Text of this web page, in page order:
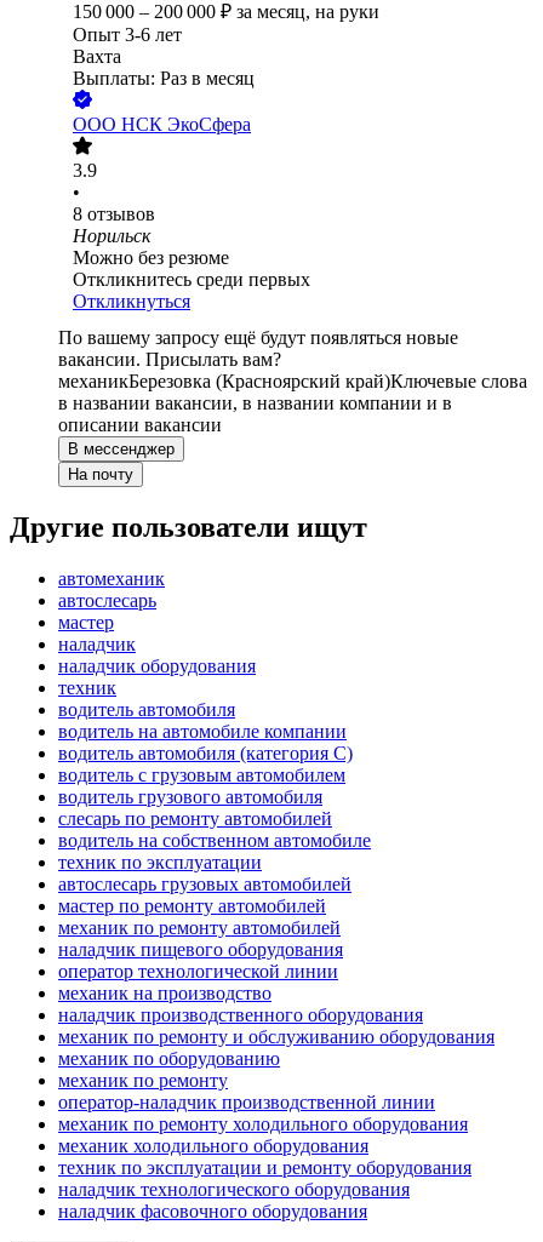
150 000 – 200 000 ₽ за месяц, на руки
Опыт 3-6 лет
Вахта
Выплаты: Раз в месяц
ООО НСК ЭкоСфера
3.9
•
8 отзывов
Норильск
Можно без резюме
Откликнитесь среди первых
Откликнуться
По вашему запросу ещё будут появляться новые
вакансии. Присылать вам?
механикБерезовка (Красноярский край)Ключевые слова
в названии вакансии, в названии компании и в
описании вакансии
В мессенджер
На почту
Другие пользователи ищут
автомеханик
автослесарь
мастер
наладчик
наладчик оборудования
техник
водитель автомобиля
водитель на автомобиле компании
водитель автомобиля (категория C)
водитель с грузовым автомобилем
водитель грузового автомобиля
слесарь по ремонту автомобилей
водитель на собственном автомобиле
техник по эксплуатации
автослесарь грузовых автомобилей
мастер по ремонту автомобилей
механик по ремонту автомобилей
наладчик пищевого оборудования
оператор технологической линии
механик на производство
наладчик производственного оборудования
механик по ремонту и обслуживанию оборудования
механик по оборудованию
механик по ремонту
оператор-наладчик производственной линии
механик по ремонту холодильного оборудования
механик холодильного оборудования
техник по эксплуатации и ремонту оборудования
наладчик технологического оборудования
наладчик фасовочного оборудования